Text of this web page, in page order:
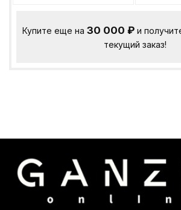
Купите еще на30 000₽ и
текущий заказ!